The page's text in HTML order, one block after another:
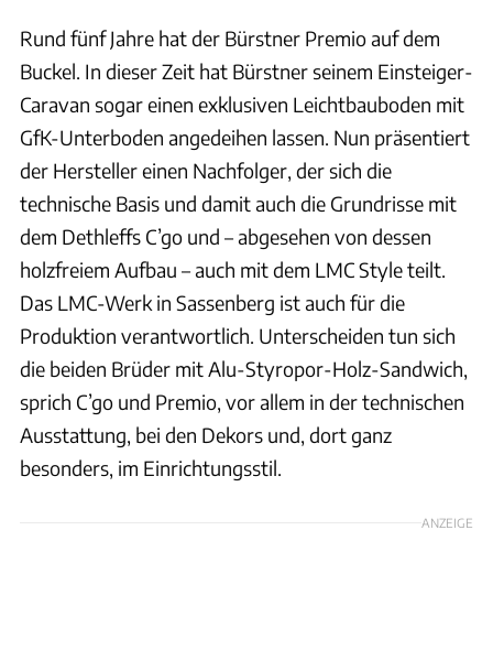
Rund fünf Jahre hat der Bürstner Premio auf dem
Buckel. In dieser Zeit hat Bürstner seinem Einsteiger-
Caravan sogar einen exklusiven Leichtbauboden mit
GfK-Unterboden angedeihen lassen. Nun präsentiert
der Hersteller einen Nachfolger, der sich die
technische Basis und damit auch die Grundrisse mit
dem Dethleffs C’go und – abgesehen von dessen
holzfreiem Aufbau – auch mit dem LMC Style teilt.
Das LMC-Werk in Sassenberg ist auch für die
Produktion verantwortlich. Unterscheiden tun sich
die beiden Brüder mit Alu-Styropor-Holz-Sandwich,
sprich C’go und Premio, vor allem in der technischen
Ausstattung, bei den Dekors und, dort ganz
besonders, im Einrichtungsstil.
ANZEIGE